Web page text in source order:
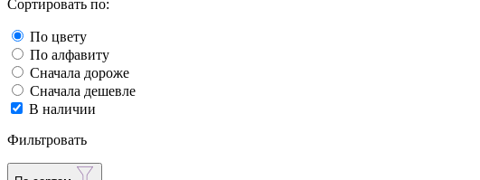
Сортировать по:
По цвету
По алфавиту
Сначала дороже
Сначала дешевле
В наличии
Фильтровать